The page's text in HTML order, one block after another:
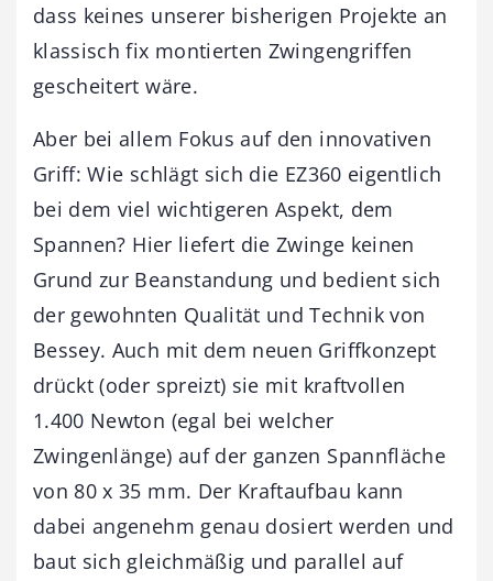
dass keines unserer bisherigen Projekte an
klassisch fix montierten Zwingengriffen
gescheitert wäre.
Aber bei allem Fokus auf den innovativen
Griff: Wie schlägt sich die EZ360 eigentlich
bei dem viel wichtigeren Aspekt, dem
Spannen? Hier liefert die Zwinge keinen
Grund zur Beanstandung und bedient sich
der gewohnten Qualität und Technik von
Bessey. Auch mit dem neuen Griffkonzept
drückt (oder spreizt) sie mit kraftvollen
1.400 Newton (egal bei welcher
Zwingenlänge) auf der ganzen Spannfläche
von 80 x 35 mm. Der Kraftaufbau kann
dabei angenehm genau dosiert werden und
baut sich gleichmäßig und parallel auf